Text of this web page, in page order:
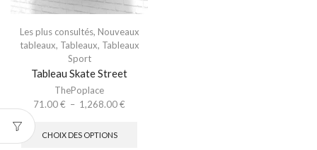
Les plus consultés, Nouveaux
tableaux, Tableaux, Tableaux
Sport
Tableau Skate Street
ThePoplace
71.00€ – 1,268.00€
CHOIX DES OPTIONS